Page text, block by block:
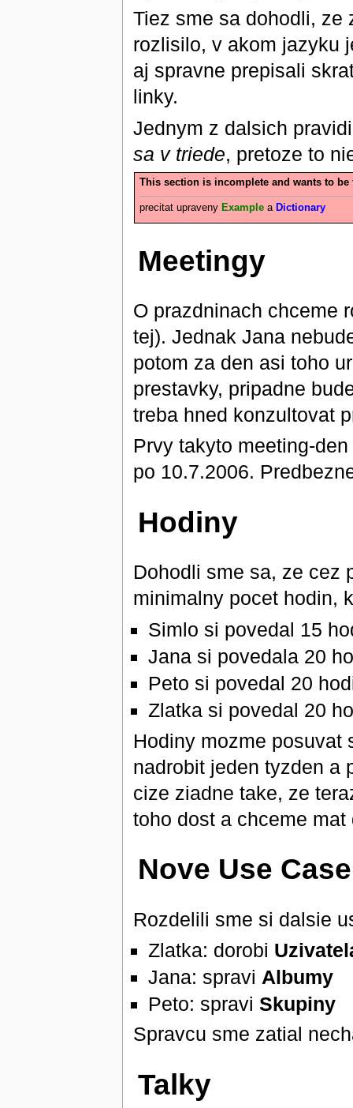
Tiez sme sa dohodli, ze
rozlisilo, v akom jazyku
aj spravne prepisali
linky.
Jednym z dalsich
sa v triede, pretoze to
This section is incomplete and wants to
precitat upraveny Examplea Dictionary
Meetingy
O prazdninach chceme
tej). Jednak Jana
potom za den asi toho
prestavky, pripadne
treba hned konzultovat
Prvy takyto meeting-
po 10.7.2006.
Hodiny
Dohodli sme sa, ze cez
minimalny pocet hodin,
Simlo si povedal 15
Jana si povedala 20
Peto si povedal 20
Zlatka si povedal 20
Hodiny mozme posuvat
nadrobit jeden tyzden a
cize ziadne take, ze
toho dost a chceme
Nove Use Case
Rozdelili sme si dalsie
Zlatka: dorobi
Jana: spravi Albumy
Peto: spravi Skupiny
Spravcu sme zatial
Talky